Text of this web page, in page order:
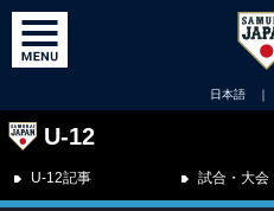
日本語 ｜
U-12
U-12記事 試合・大会